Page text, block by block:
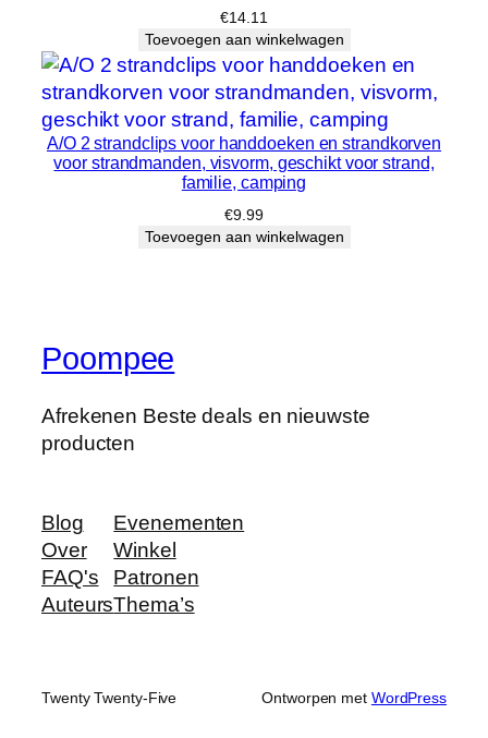
€14.11
Toevoegen aan winkelwagen
A/O 2 strandclips voor handdoeken en strandkorven
voor strandmanden, visvorm, geschikt voor strand,
familie, camping
€9.99
Toevoegen aan winkelwagen
Poompee
Afrekenen Beste deals en nieuwste
producten
Blog
Over
FAQ's
Auteurs
Evenementen
Winkel
Patronen
Thema’s
Twenty Twenty-Five Ontworpen met WordPress